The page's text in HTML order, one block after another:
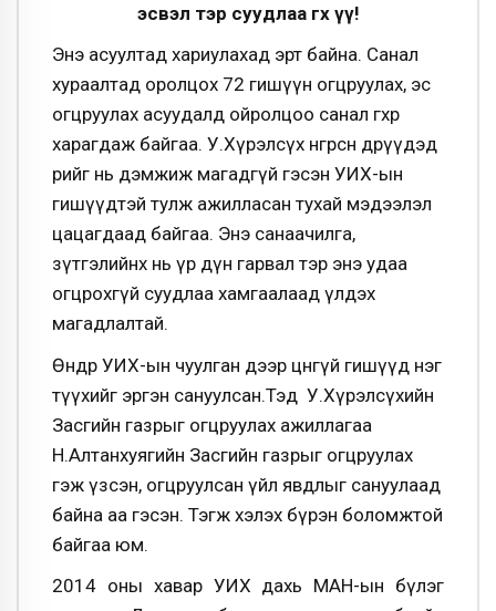
эсвэл тэр суудлаа өгөх үү!
Энэ асуултад хариулахад эрт байна. Санал
хураалтад оролцох 72 гишүүн огцруулах, эс
огцруулах асуудалд ойролцоо санал өгөхөөр
харагдаж байгаа. У.Хүрэлсүх өнгөрсөн өдрүүдэд
өөрийг нь дэмжиж магадгүй гэсэн УИХ-ын
гишүүдтэй тулж ажилласан тухай мэдээлэл
цацагдаад байгаа. Энэ санаачилга,
зүтгэлийнх нь үр дүн гарвал тэр энэ удаа
огцрохгүй суудлаа хамгаалаад үлдэх
магадлалтай.
Өнөөдөр УИХ-ын чуулган дээр цөөнгүй гишүүд нэг
түүхийг эргэн сануулсан.Тэд У.Хүрэлсүхийн
Засгийн газрыг огцруулах ажиллагаа
Н.Алтанхуягийн Засгийн газрыг огцруулах
гэж үзсэн, огцруулсан үйл явдлыг сануулаад
байна аа гэсэн. Тэгж хэлэх бүрэн боломжтой
байгаа юм.
2014 оны хавар УИХ дахь МАН-ын бүлэг